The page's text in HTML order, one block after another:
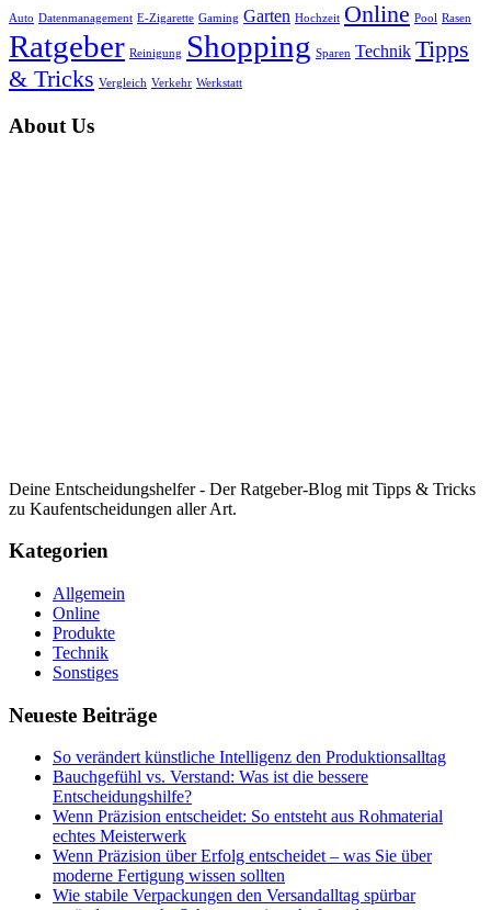
Auto Datenmanagement E-Zigarette Gaming Garten Hochzeit Online Pool Rasen
Ratgeber Reinigung Shopping Sparen Technik Tipps
& Tricks Vergleich Verkehr Werkstatt
About Us
Deine Entscheidungshelfer - Der Ratgeber-Blog mit Tipps & Tricks
zu Kaufentscheidungen aller Art.
Kategorien
Allgemein
Online
Produkte
Technik
Sonstiges
Neueste Beiträge
So verändert künstliche Intelligenz den Produktionsalltag
Bauchgefühl vs. Verstand: Was ist die bessere
Entscheidungshilfe?
Wenn Präzision entscheidet: So entsteht aus Rohmaterial
echtes Meisterwerk
Wenn Präzision über Erfolg entscheidet – was Sie über
moderne Fertigung wissen sollten
Wie stabile Verpackungen den Versandalltag spürbar